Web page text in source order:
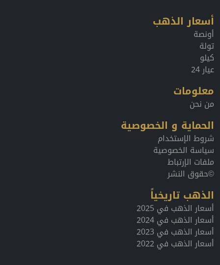
أسعار الذهب
أونصة
تولة
كيلو
عيار 24
معلومات
من نحن
الحماية و الخصوصية
شروط الإستخدام
سياسة الخصوصية
ملفات الإرتباط
©حقوق النشر
الذهب تاريخياً
أسعار الذهب في 2025
أسعار الذهب في 2024
أسعار الذهب في 2023
أسعار الذهب في 2022